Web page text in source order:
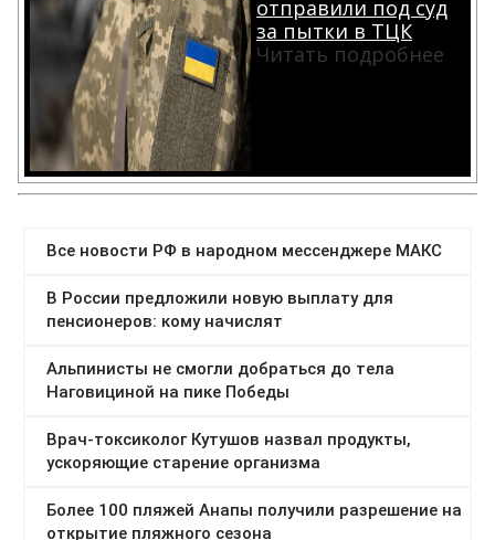
отправили под суд
за пытки в ТЦК
Читать подробнее